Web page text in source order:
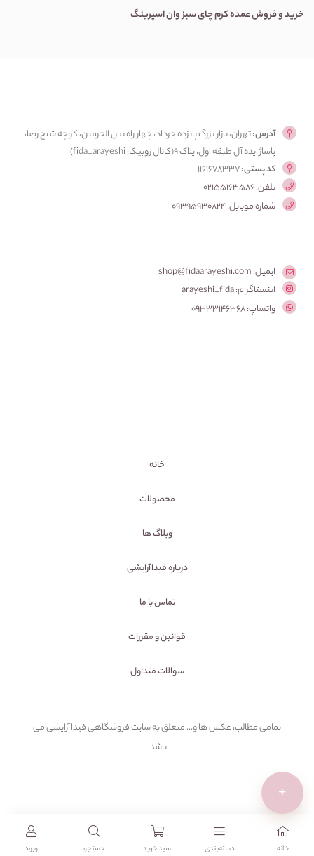
خرید و فروش عمده کرم چای سبز وان اسپرینگ
+
آدرس:تهران، بازار بزرگ پانزده خرداد، چهار راه بین الحرمین، کوچه شیخ رضا،
پاساژ ایده آل طبقه اول، پلاک ۹(کانال روبیکا: fida_arayeshi)
کد پستی:1161678337
تلفن: 02155163586
شماره موبایل: 09395930824
ایمیل: shop@fidaarayeshi.com
اینستاگرام: arayeshi_fida
واتساپ: 09333146368
خانه
محصولات
وبلاگ ها
درباره فیداآرایشی
تماس با ما
قوانین و مقررات
سوالات متداول
تمامی مطالب، عکس ها و... متعلق به سایت فروشگاهی فیداآرایشی می
باشد.
خانه دسته‌بندی‌ سبد خرید جستجو ورود